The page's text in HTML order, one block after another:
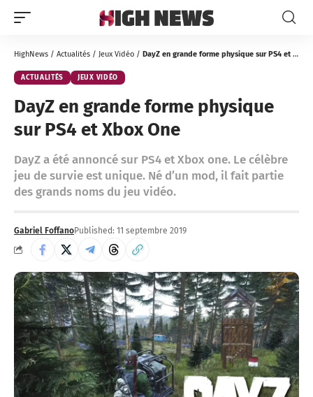
HighNews / Actualités / Jeux Vidéo / DayZ en grande forme physique sur PS4 et Xbox One
ACTUALITÉS JEUX VIDÉO
DayZ en grande forme physique
sur PS4 et Xbox One
DayZ a été annoncé sur PS4 et Xbox one. Le célèbre
jeu de survie est unique. Né d’un mod, il fait partie
des grands noms du jeu vidéo.
Gabriel FoffanoPublished: 11 septembre 2019